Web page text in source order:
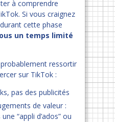
à comprendre
Si vous craignez
cette phase
un temps limité
ressortir
sur TikTok :
pas des publicités
de valeur :
“appli d’ados” ou